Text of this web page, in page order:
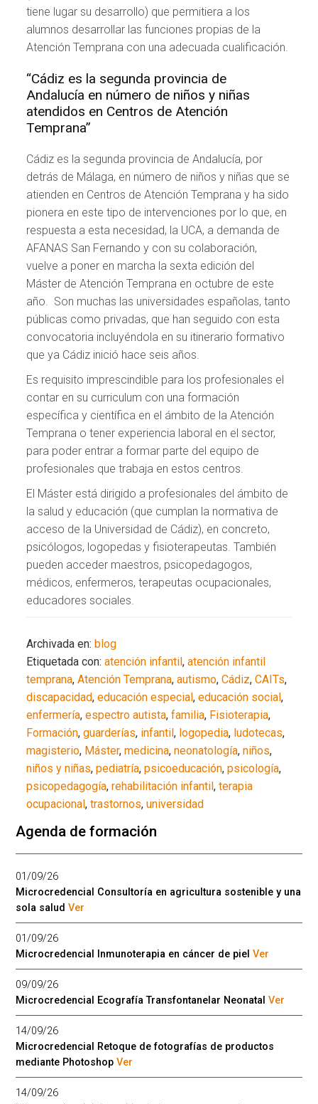
tiene lugar su desarrollo) que permitiera a los
alumnos desarrollar las funciones propias de la
Atención Temprana con una adecuada cualificación.
“Cádiz es la segunda provincia de
Andalucía en número de niños y niñas
atendidos en Centros de Atención
Temprana”
Cádiz es la segunda provincia de Andalucía, por
detrás de Málaga, en número de niños y niñas que se
atienden en Centros de Atención Temprana y ha sido
pionera en este tipo de intervenciones por lo que, en
respuesta a esta necesidad, la UCA, a demanda de
AFANAS San Fernando y con su colaboración,
vuelve a poner en marcha la sexta edición del
Máster de Atención Temprana en octubre de este
año. Son muchas las universidades españolas, tanto
públicas como privadas, que han seguido con esta
convocatoria incluyéndola en su itinerario formativo
que ya Cádiz inició hace seis años.
Es requisito imprescindible para los profesionales el
contar en su curriculum con una formación
específica y científica en el ámbito de la Atención
Temprana o tener experiencia laboral en el sector,
para poder entrar a formar parte del equipo de
profesionales que trabaja en estos centros.
El Máster está dirigido a profesionales del ámbito de
la salud y educación (que cumplan la normativa de
acceso de la Universidad de Cádiz), en concreto,
psicólogos, logopedas y fisioterapeutas. También
pueden acceder maestros, psicopedagogos,
médicos, enfermeros, terapeutas ocupacionales,
educadores sociales.
Archivada en:blog
Etiquetada con:atención infantil,atención infantil
temprana,Atención Temprana,autismo,Cádiz,CAITs,
discapacidad,educación especial,educación social,
enfermería,espectro autista,familia, Fisioterapia,
Formación,guarderías, infantil, logopedia, ludotecas,
magisterio, Máster,medicina,neonatología,niños,
niños y niñas,pediatría,psicoeducación,psicología,
psicopedagogía,rehabilitación infantil,terapia
ocupacional,trastornos,universidad
Agenda de formación
01/09/26
Microcredencial Consultoría en agricultura sostenible y una
sola saludVer
01/09/26
Microcredencial Inmunoterapia en cáncer de pielVer
09/09/26
Microcredencial Ecografía Transfontanelar NeonatalVer
14/09/26
Microcredencial Retoque de fotografías de productos
mediante PhotoshopVer
14/09/26